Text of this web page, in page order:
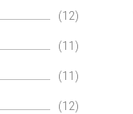
(12)
(11)
(11)
(12)